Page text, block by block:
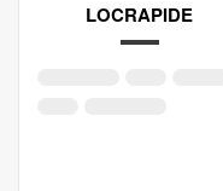
LOCRAPIDE